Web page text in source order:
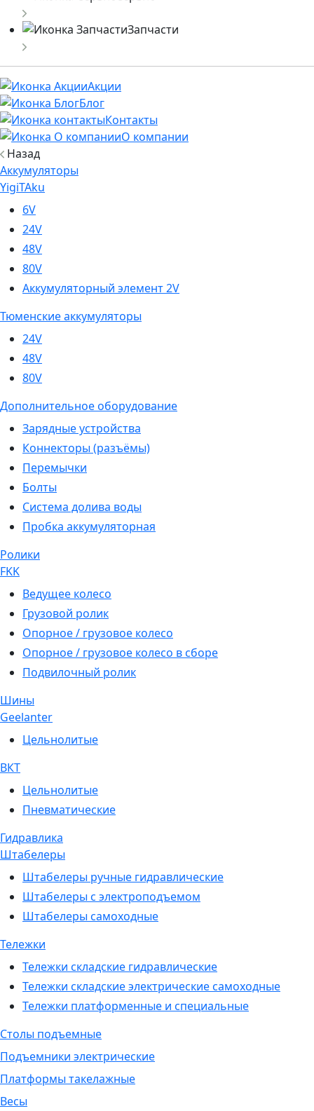
Запчасти
Акции
Блог
Контакты
О компании
Назад
Аккумуляторы
YigiTAku
6V
24V
48V
80V
Аккумуляторный элемент 2V
Тюменские аккумуляторы
24V
48V
80V
Дополнительное оборудование
Зарядные устройства
Коннекторы (разъёмы)
Перемычки
Болты
Система долива воды
Пробка аккумуляторная
Ролики
FKK
Ведущее колесо
Грузовой ролик
Опорное / грузовое колесо
Опорное / грузовое колесо в сборе
Подвилочный ролик
Шины
Geelanter
Цельнолитые
ВКТ
Цельнолитые
Пневматические
Гидравлика
Штабелеры
Штабелеры ручные гидравлические
Штабелеры с электроподъемом
Штабелеры самоходные
Тележки
Тележки складские гидравлические
Тележки складские электрические самоходные
Тележки платформенные и специальные
Столы подъемные
Подъемники электрические
Платформы такелажные
Весы